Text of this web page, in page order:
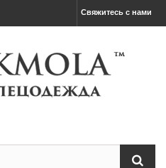
Свяжитесь с нами